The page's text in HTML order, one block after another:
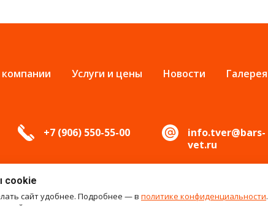
Услуги и цены Новости Галерея
+7 (906) 550-55-00
info.tver@bars-
vet.ru
cookie
сайт удобнее. Подробнее — в политике конфиденциальности.